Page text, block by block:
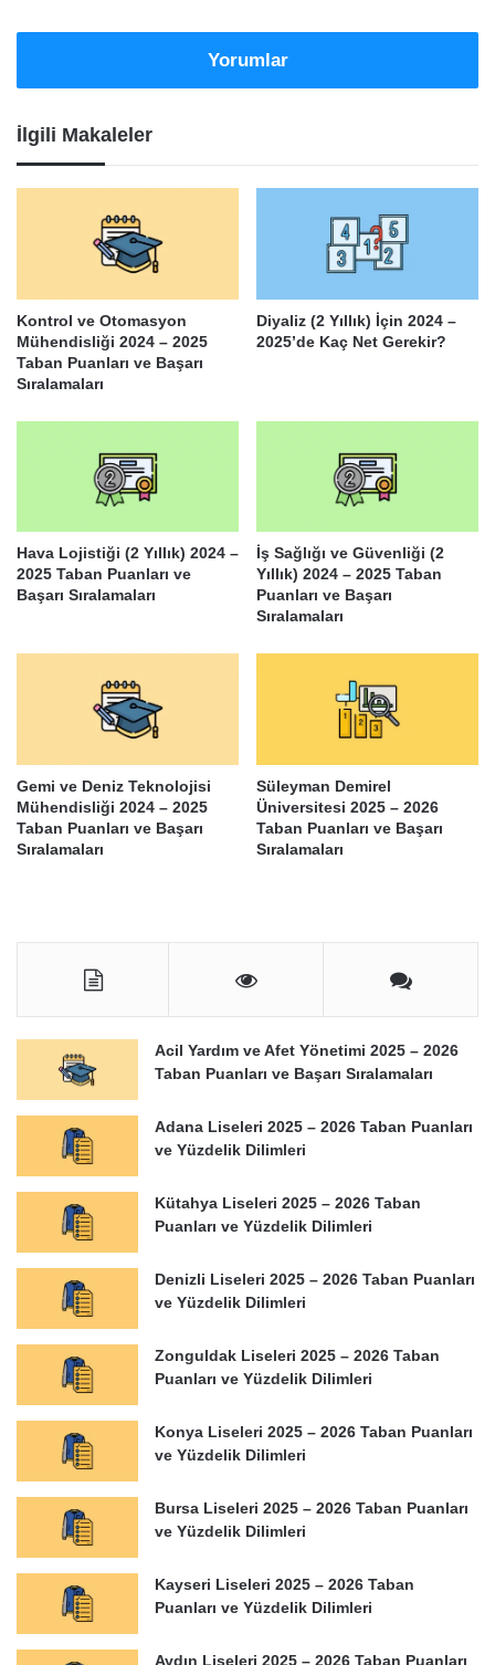
Yorumlar
İlgili Makaleler
Kontrol ve Otomasyon
Mühendisliği 2024 – 2025
Taban Puanları ve Başarı
Sıralamaları
Diyaliz (2 Yıllık) İçin 2024 –
2025’de Kaç Net Gerekir?
Hava Lojistiği (2 Yıllık) 2024 –
2025 Taban Puanları ve
Başarı Sıralamaları
İş Sağlığı ve Güvenliği (2
Yıllık) 2024 – 2025 Taban
Puanları ve Başarı
Sıralamaları
Gemi ve Deniz Teknolojisi
Mühendisliği 2024 – 2025
Taban Puanları ve Başarı
Sıralamaları
Süleyman Demirel
Üniversitesi 2025 – 2026
Taban Puanları ve Başarı
Sıralamaları
Acil Yardım ve Afet Yönetimi 2025 – 2026
Taban Puanları ve Başarı Sıralamaları
Adana Liseleri 2025 – 2026 Taban Puanları
ve Yüzdelik Dilimleri
Kütahya Liseleri 2025 – 2026 Taban
Puanları ve Yüzdelik Dilimleri
Denizli Liseleri 2025 – 2026 Taban Puanları
ve Yüzdelik Dilimleri
Zonguldak Liseleri 2025 – 2026 Taban
Puanları ve Yüzdelik Dilimleri
Konya Liseleri 2025 – 2026 Taban Puanları
ve Yüzdelik Dilimleri
Bursa Liseleri 2025 – 2026 Taban Puanları
ve Yüzdelik Dilimleri
Kayseri Liseleri 2025 – 2026 Taban
Puanları ve Yüzdelik Dilimleri
Aydın Liseleri 2025 – 2026 Taban Puanları